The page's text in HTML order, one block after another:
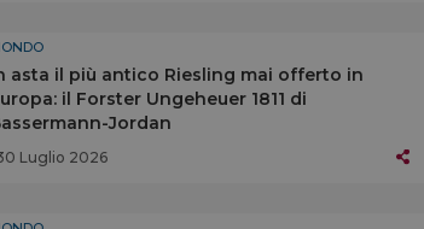
asta il più antico Riesling mai offerto in
il Forster Ungeheuer 1811 di
Jordan
Luglio 2026